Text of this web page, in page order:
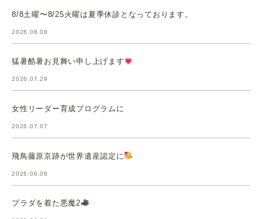
8/8土曜〜8/25火曜は夏季休診となっております。
2026.08.08
猛暑酷暑お見舞い申し上げます
2026.07.29
女性リーダー育成プログラムに
2026.07.07
飛鳥藤原京跡が世界遺産認定に
2026.06.08
プラダを着た悪魔2